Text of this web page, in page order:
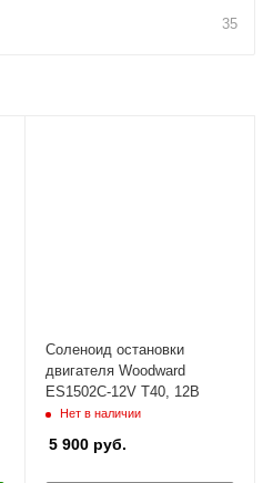
35
Соленоид остановки
двигателя Woodward
ES1502C-12V T40, 12В
Нет в наличии
5 900руб.